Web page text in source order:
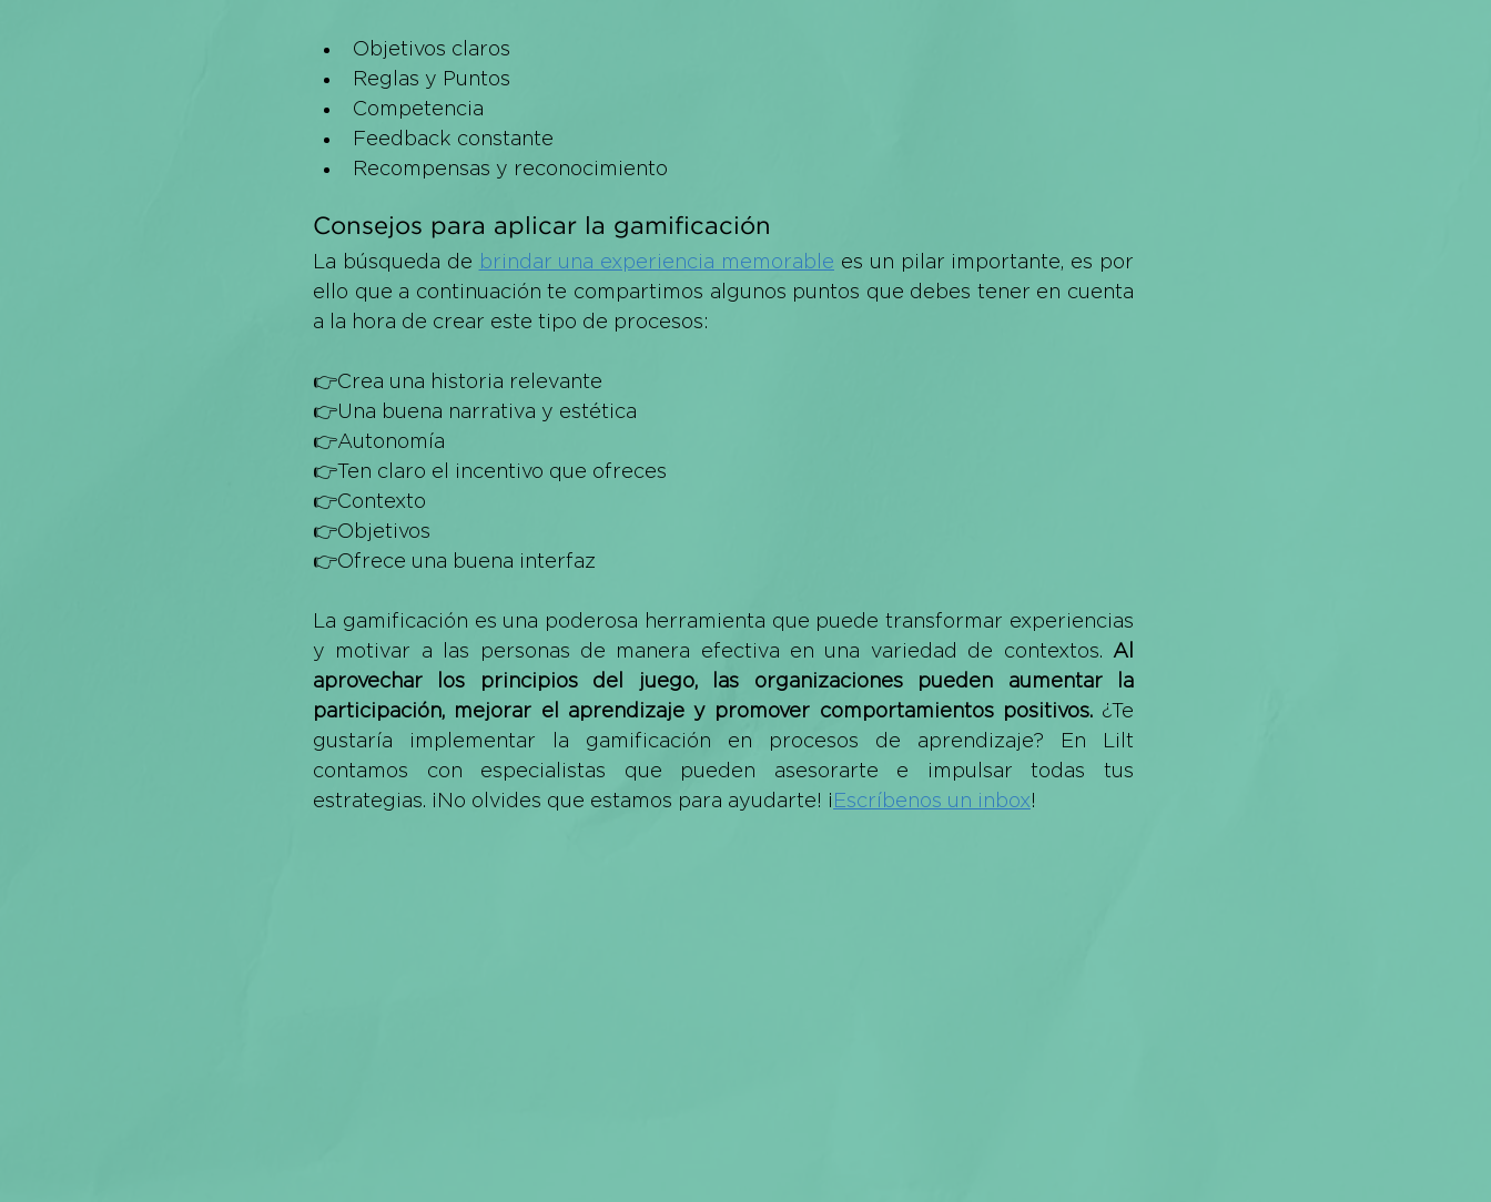
Objetivos claros
Reglas y Puntos
Competencia
Feedback constante
Recompensas y reconocimiento
Consejos para aplicar la gamificación
La búsqueda de brindar una experiencia memorable es un pilar importante, es por
ello que a continuación te compartimos algunos puntos que debes tener en cuenta
a la hora de crear este tipo de procesos:
👉Crea una historia relevante
👉Una buena narrativa y estética
👉Autonomía
👉Ten claro el incentivo que ofreces
👉Contexto
👉Objetivos
👉Ofrece una buena interfaz
La gamificación es una poderosa herramienta que puede transformar experiencias
y motivar a las personas de manera efectiva en una variedad de contextos. Al
aprovechar los principios del juego, las organizaciones pueden aumentar la
participación, mejorar el aprendizaje y promover comportamientos positivos. ¿Te
gustaría implementar la gamificación en procesos de aprendizaje? En Lilt
contamos con especialistas que pueden asesorarte e impulsar todas tus
estrategias. ¡No olvides que estamos para ayudarte! ¡ Escríbenos un inbox!